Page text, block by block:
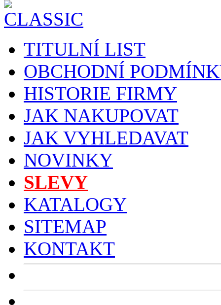
TITULNÍ LIST
OBCHODNÍ
HISTORIE FIRMY
JAK NAKUPOVAT
JAK VYHLEDAVAT
NOVINKY
SLEVY
KATALOGY
SITEMAP
KONTAKT